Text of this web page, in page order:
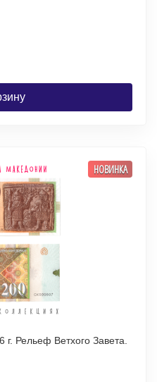
НОВИНКА
Рельеф Ветхого Завета.